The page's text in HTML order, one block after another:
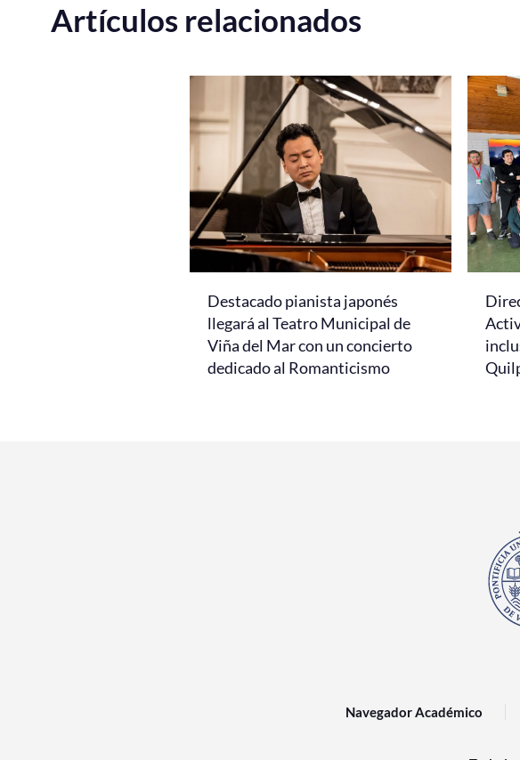
Artículos relacionados
Destacado pianista japonés
llegará al Teatro Municipal de
Viña del Mar con un concierto
dedicado al Romanticismo
Navegador Académico